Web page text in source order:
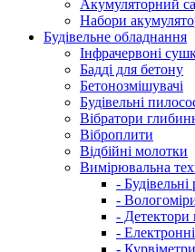
Акумуляторний
Набори
Будівельне обладнання
Інфрачервоні
Бадді для бетону
Бетонозмішувачі
Будівельні
Вібратори
Віброплити
Відбійні молотки
Вимірювальна
- Будівельні
-
- Детектори
-
- Курвіметри